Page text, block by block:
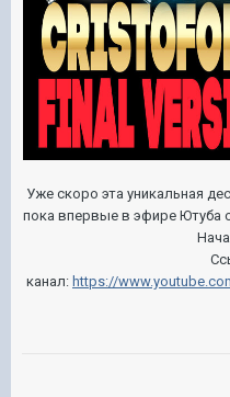
Уже скоро эта уникальная
пока впервые в эфире Ютуба
канал: https://